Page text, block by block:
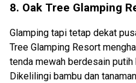
8. Oak Tree Glamping
Glamping tapi tetap dekat
Tree Glamping Resort
tenda mewah berdesain
Dikelilingi bambu dan